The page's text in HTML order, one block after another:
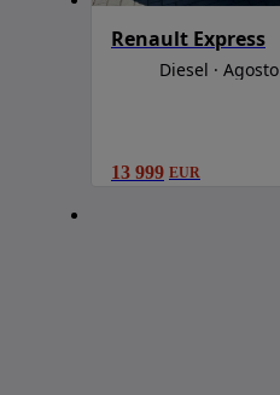
Renault Express
Diesel Agosto
13 999 EUR